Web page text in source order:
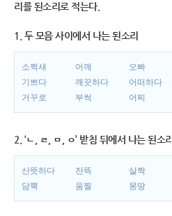
리를 된소리로 적는다.
1. 두 모음 사이에서 나는 된소리
소쩍새 어깨 오빠
기쁘다
깨끗하다 어떠하다
거꾸로
부썩 어찌
2. ‘ㄴ, ㄹ, ㅁ, ㅇ’ 받침 뒤에서 나는 된소리
산뜻하다 잔뜩 살짝
담뿍
움찔 몽땅